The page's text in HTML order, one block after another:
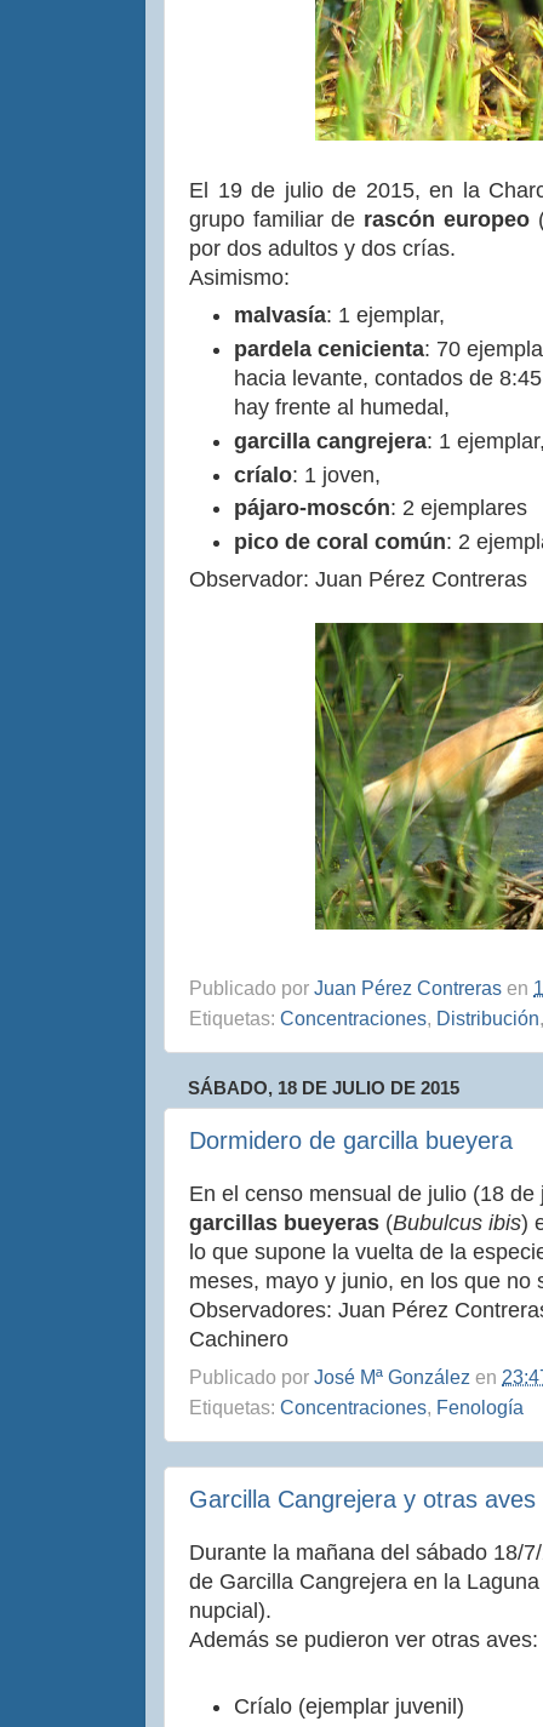
El 19 de julio de 2015, en la
grupo familiar de rascón europeo
por dos adultos y dos crías.
Asimismo:
malvasía: 1 ejemplar,
pardela cenicienta: 70
hacia levante, contados de
hay frente al humedal,
garcilla cangrejera: 1
críalo: 1 joven,
pájaro-moscón: 2 ejemplares
pico de coral común: 2
Observador: Juan Pérez Contreras
Publicado por Juan Pérez Contreras en
Etiquetas: Concentraciones, Distribución
SÁBADO, 18 DE JULIO DE 2015
Dormidero de garcilla bueyera
En el censo mensual de julio (18
garcillas bueyeras (Bubulcus ibis)
lo que supone la vuelta de la
meses, mayo y junio, en los que no
Observadores: Juan Pérez
Cachinero
Publicado por José Mª González en
Etiquetas: Concentraciones, Fenología
Garcilla Cangrejera y otras
Durante la mañana del sábado 18/
de Garcilla Cangrejera en la
nupcial).
Además se pudieron ver otras aves:
Críalo (ejemplar juvenil)